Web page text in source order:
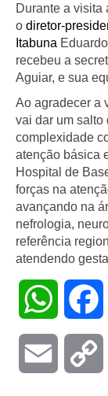
Durante a visita
o diretor-
Itabuna
recebeu a
Aguiar, e sua
Ao agradecer a
vai dar um salto
complexidade
atenção básica
Hospital de
forças na
avançando na
nefrologia,
referência
atendendo
Email